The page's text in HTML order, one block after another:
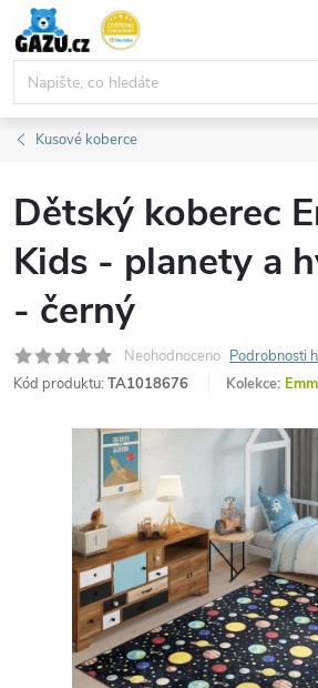
Přejít
obsah
Kusové koberce
Dětský koberec
Kids - planety a
- černý
Neohodnoceno Podrobnosti
Kód produktu: TA1018676 Kolekce: